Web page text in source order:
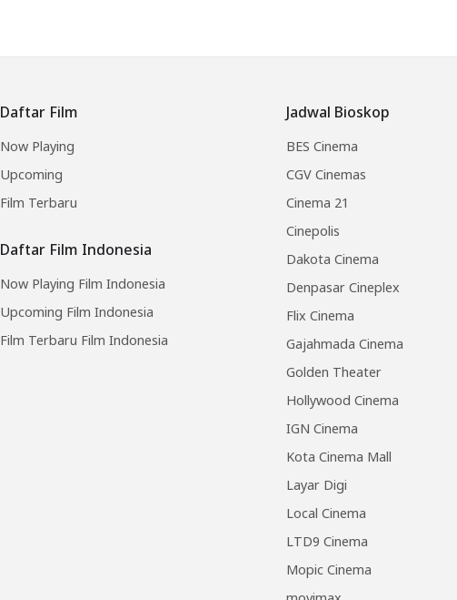
Daftar Film
Now Playing
Upcoming
Film Terbaru
Daftar Film Indonesia
Now Playing Film Indonesia
Upcoming Film Indonesia
Film Terbaru Film Indonesia
Jadwal Bioskop
BES Cinema
CGV Cinemas
Cinema 21
Cinepolis
Dakota Cinema
Denpasar Cineplex
Flix Cinema
Gajahmada Cinema
Golden Theater
Hollywood Cinema
IGN Cinema
Kota Cinema Mall
Layar Digi
Local Cinema
LTD9 Cinema
Mopic Cinema